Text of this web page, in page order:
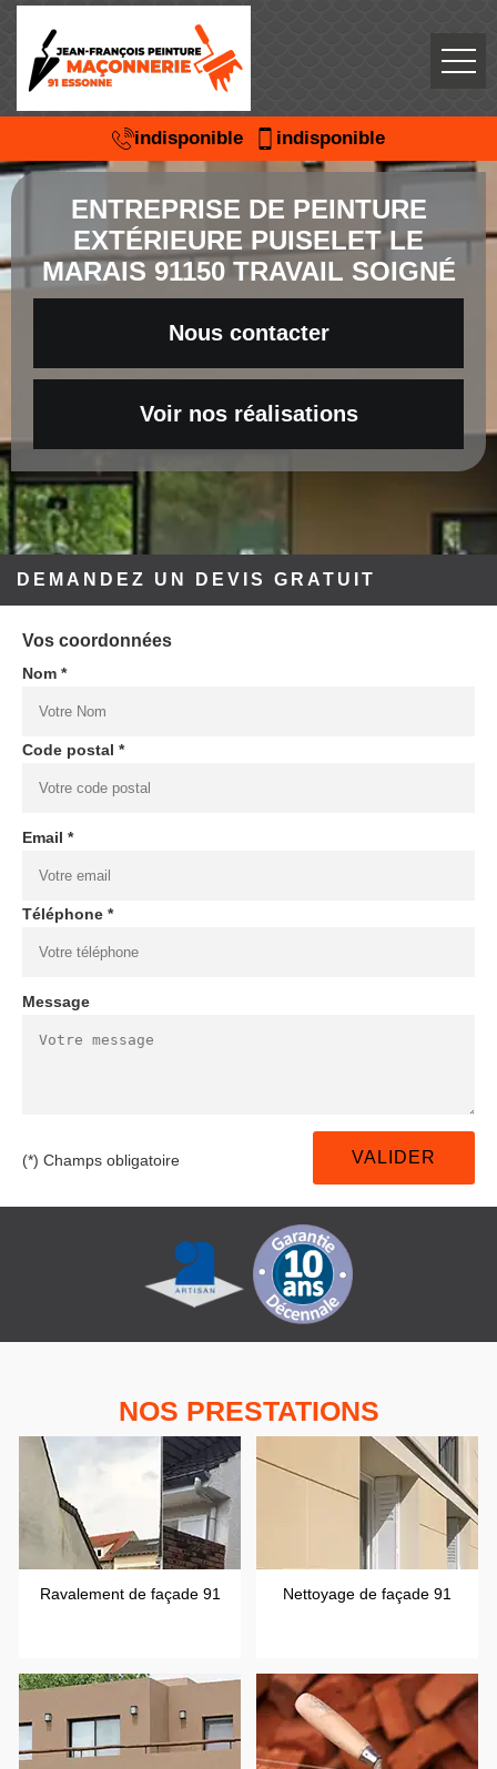
indisponible indisponible
ENTREPRISE DE PEINTURE
EXTÉRIEURE PUISELET LE
MARAIS 91150 TRAVAIL SOIGNÉ
Nous contacter
Voir nos réalisations
DEMANDEZ UN DEVIS GRATUIT
Vos coordonnées
Nom *
Code postal *
Email *
Téléphone *
Message
(*) Champs obligatoire
NOS PRESTATIONS
Ravalement de façade 91 Nettoyage de façade 91